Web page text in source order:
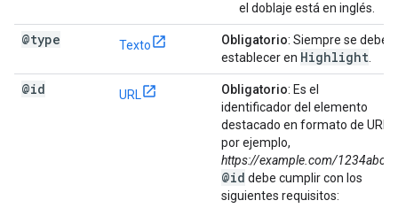
el doblaje está en inglés.
@type Texto Obligatorio: Siempre se debe
establecer en Highlight
@id URL Obligatorio: Es el
identificador del elemento
destacado en formato de URI;
por ejemplo,
https://example.com/1234abc
@id debe cumplir con los
siguientes requisitos: